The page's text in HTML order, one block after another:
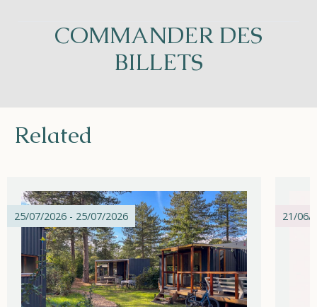
COMMANDER DES
BILLETS
Related
25/07/2026 - 25/07/2026 21/06/